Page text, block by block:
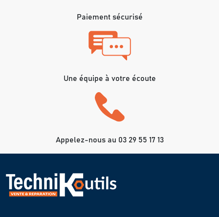
Paiement sécurisé
Une équipe à votre écoute
Appelez-nous au 03 29 55 17 13